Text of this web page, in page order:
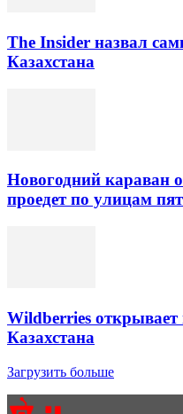
The Insider назвал
Казахстана
Новогодний караван
проедет по улицам
Wildberries
Казахстана
Загрузить больше